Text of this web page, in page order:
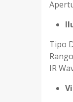
Tipo
IR